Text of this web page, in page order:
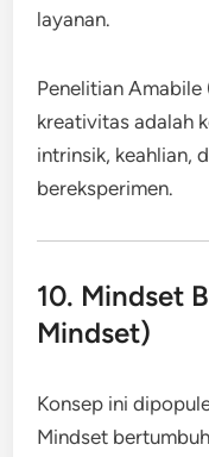
layanan.
Penelitian Amabile
kreativitas adalah
intrinsik, keahlian,
bereksperimen.
10. Mindset
Mindset)
Konsep ini
Mindset